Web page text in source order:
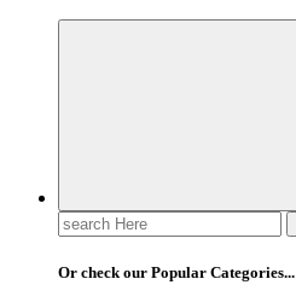
Search
for:
Or check our Popular Categories...